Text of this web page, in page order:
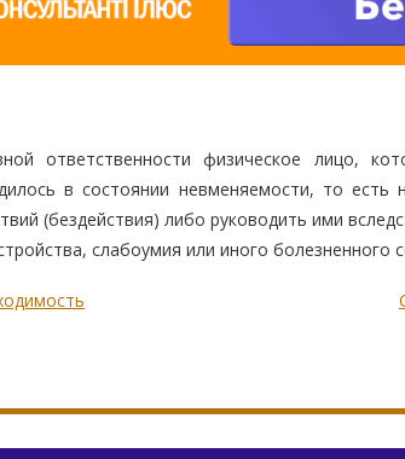
ответственности физическое лицо,
в состоянии невменяемости, то
(бездействия) либо руководить ими
слабоумия или иного болезненного